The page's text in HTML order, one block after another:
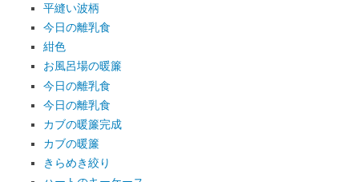
平縫い波柄
今日の離乳食
紺色
お風呂場の暖簾
今日の離乳食
今日の離乳食
カブの暖簾完成
カブの暖簾
きらめき絞り